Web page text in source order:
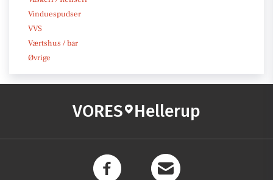
Vinduespudser
VVS
Værtshus / bar
Øvrige
VORES Hellerup